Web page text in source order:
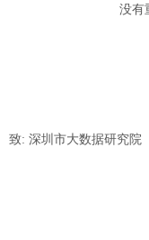
没有
致: 深圳市大数据研究院